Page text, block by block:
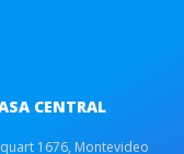
CENTRAL
1676, Montevideo